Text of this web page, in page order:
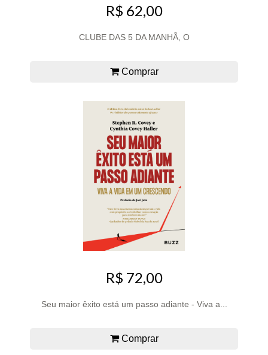
R$ 62,00
CLUBE DAS 5 DA MANHÃ, O
Comprar
R$ 72,00
Seu maior êxito está um passo adiante - Viva a...
Comprar